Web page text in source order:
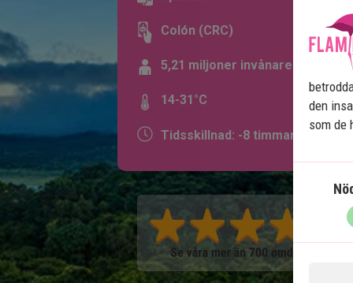
Colón (CRC)
5,21 miljoner invånare
14-31°C
Tidsskillnad: -8 timmar
den
som de